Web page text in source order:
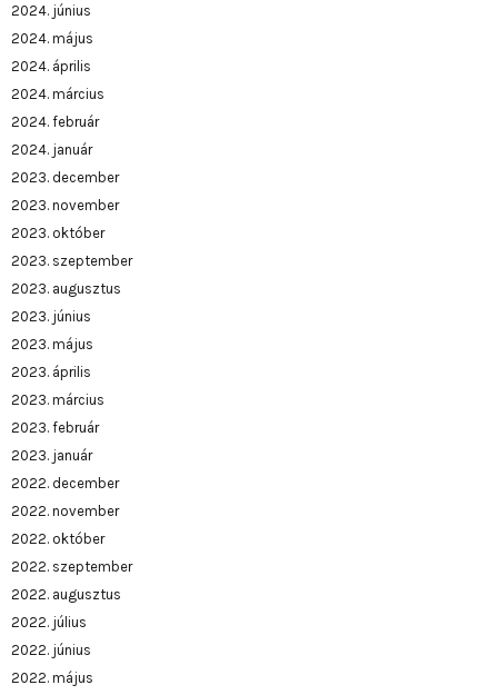
2024. június
2024. május
2024. április
2024. március
2024. február
2024. január
2023. december
2023. november
2023. október
2023. szeptember
2023. augusztus
2023. június
2023. május
2023. április
2023. március
2023. február
2023. január
2022. december
2022. november
2022. október
2022. szeptember
2022. augusztus
2022. július
2022. június
2022. május